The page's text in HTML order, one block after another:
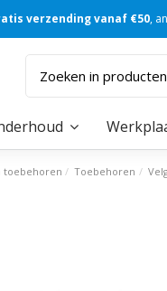
verzending vanaf €50,
toebehoren Toebehoren